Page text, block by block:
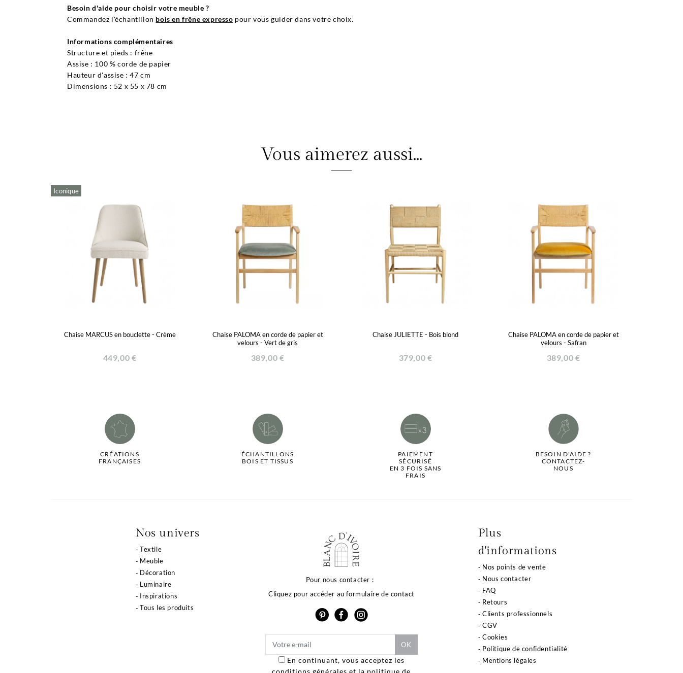
Besoin d'aide pour choisir votre meuble ?
Commandez l'échantillon bois en frêne expresso pour vous guider dans votre choix.
Informations complémentaires
Structure et pieds : frêne
Assise : 100 % corde de papier
Hauteur d'assise : 47 cm
Dimensions : 52 x 55 x 78 cm
Vous aimerez aussi...
Iconique
Chaise MARCUS en bouclette - Crème
449,00 €
Chaise PALOMA en corde de papier et
velours - Vert de gris
389,00 €
Chaise JULIETTE - Bois blond
379,00 €
Chaise PALOMA en corde de papier et
velours - Safran
389,00 €
CRÉATIONS
FRANÇAISES
ÉCHANTILLONS
BOIS ET TISSUS
PAIEMENT
SÉCURISÉ
EN 3 FOIS SANS
FRAIS
BESOIN D'AIDE ?
CONTACTEZ-
NOUS
Nos univers
Textile
Meuble
Décoration
Luminaire
Inspirations
Tous les produits
Pour nous contacter :
Cliquez pour accéder au formulaire de contact
En continuant, vous acceptez les
conditions générales et la politique de
Plus
d'informations
Nos points de vente
Nous contacter
FAQ
Retours
Clients professionnels
CGV
Cookies
Politique de confidentialité
Mentions légales
Notre site utilise des cookies ou des technologies
similaires pour vous proposer des services et offres
adaptés à vos centres d’intérêt, vous garantir une meilleure
expérience utilisateur et réaliser des statistiques de